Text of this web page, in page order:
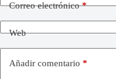
Correo electrónico*
Web
Añadir comentario *